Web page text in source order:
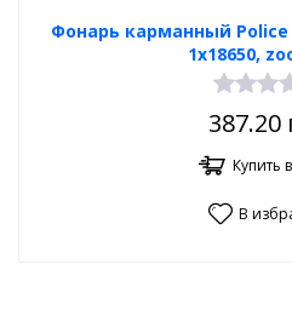
Фонарь карманный Poliсe
1x18650,
387.20
Купить
В